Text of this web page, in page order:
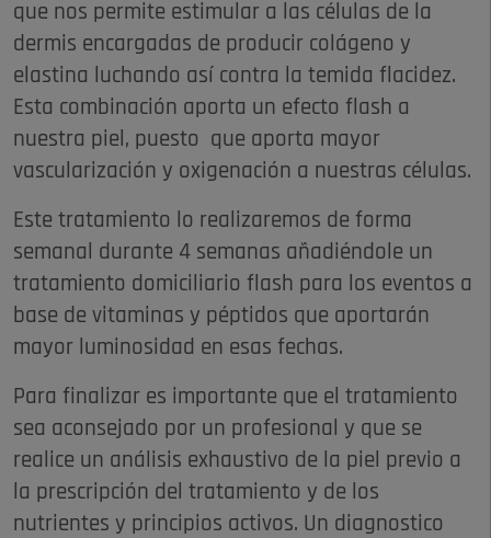
que nos permite estimular a las células de la
dermis encargadas de producir colágeno y
elastina luchando así contra la temida flacidez.
Esta combinación aporta un efecto flash a
nuestra piel, puesto que aporta mayor
vascularización y oxigenación a nuestras células.
Este tratamiento lo realizaremos de forma
semanal durante 4 semanas añadiéndole un
tratamiento domiciliario flash para los eventos a
base de vitaminas y péptidos que aportarán
mayor luminosidad en esas fechas.
Para finalizar es importante que el tratamiento
sea aconsejado por un profesional y que se
realice un análisis exhaustivo de la piel previo a
la prescripción del tratamiento y de los
nutrientes y principios activos. Un diagnostico